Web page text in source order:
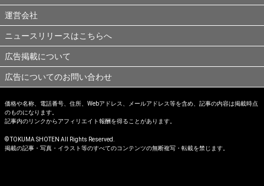
運営会社
ニュースリリースはこちらへ
広告掲載について
広告についてのお問い合わせ
価格や名称、電話番号、住所、Webアドレス、メールアドレス等を含め、記事の内容は掲載時点
のものになります。
記事内のリンクからアフィリエイト報酬を得ることがあります。
© TOKUMA SHOTEN All Rights Reserved.
掲載の記事・写真・イラスト等のすべてのコンテンツの無断複写・転載を禁じます。